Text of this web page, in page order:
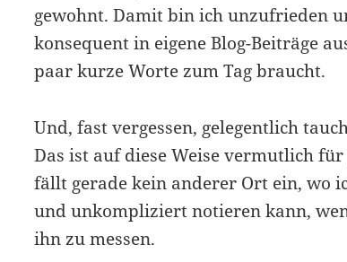
gewohnt. Damit bin ich unzufrieden
konsequent in eigene Blog-Beiträge
paar kurze Worte zum Tag braucht.
Und, fast vergessen, gelegentlich
Das ist auf diese Weise vermutlich
fällt gerade kein anderer Ort ein, wo
und unkompliziert notieren kann,
ihn zu messen.